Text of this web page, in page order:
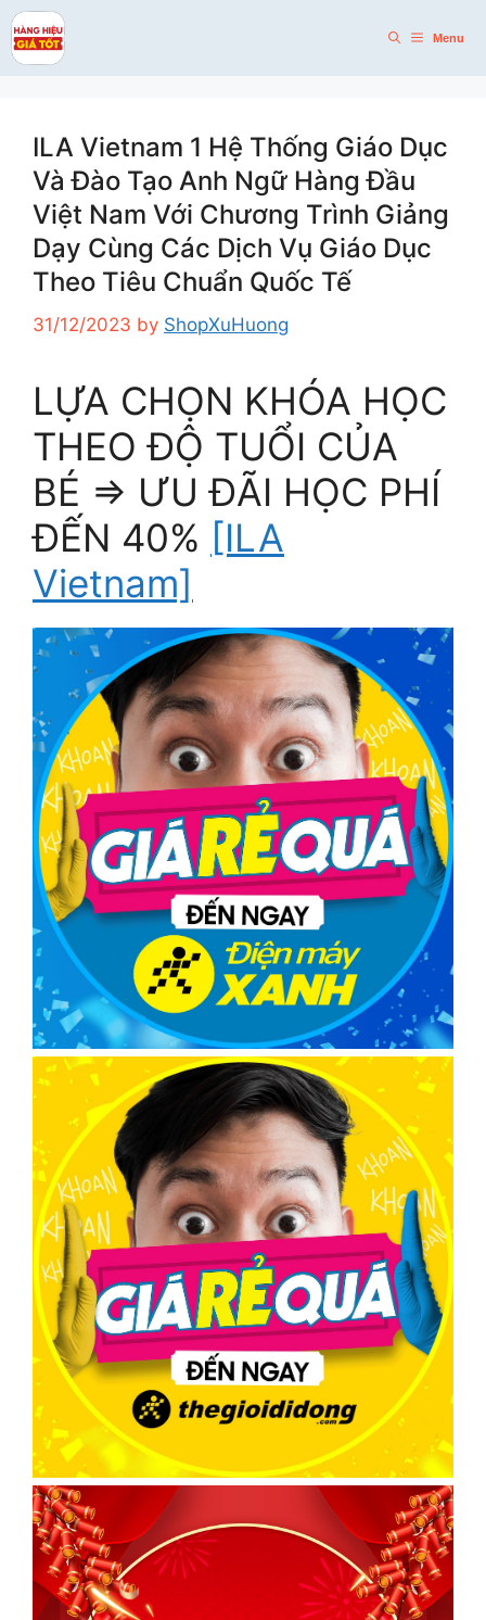
Skip
to
content
Menu
ILA Vietnam 1 Hệ Thống Giáo Dục
Và Đào Tạo Anh Ngữ Hàng Đầu
Việt Nam Với Chương Trình Giảng
Dạy Cùng Các Dịch Vụ Giáo Dục
Theo Tiêu Chuẩn Quốc Tế
31/12/2023 by ShopXuHuong
LỰA CHỌN KHÓA HỌC
THEO ĐỘ TUỔI CỦA
BÉ => ƯU ĐÃI HỌC PHÍ
ĐẾN 40% [ILA
Vietnam]